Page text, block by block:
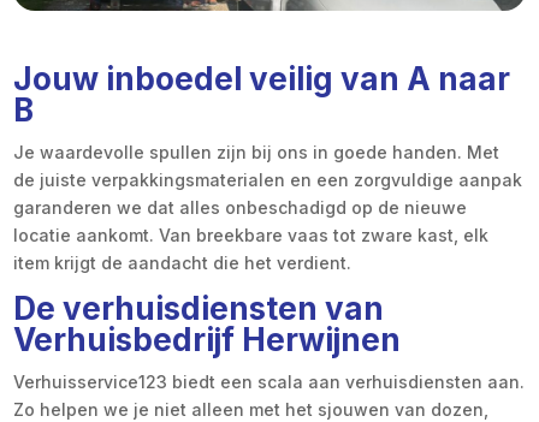
Jouw inboedel veilig van A naar
B
Je waardevolle spullen zijn bij ons in goede handen. Met
de juiste verpakkingsmaterialen en een zorgvuldige aanpak
garanderen we dat alles onbeschadigd op de nieuwe
locatie aankomt. Van breekbare vaas tot zware kast, elk
item krijgt de aandacht die het verdient.
De verhuisdiensten van
Verhuisbedrijf Herwijnen
Verhuisservice123 biedt een scala aan verhuisdiensten aan.
Zo helpen we je niet alleen met het sjouwen van dozen,